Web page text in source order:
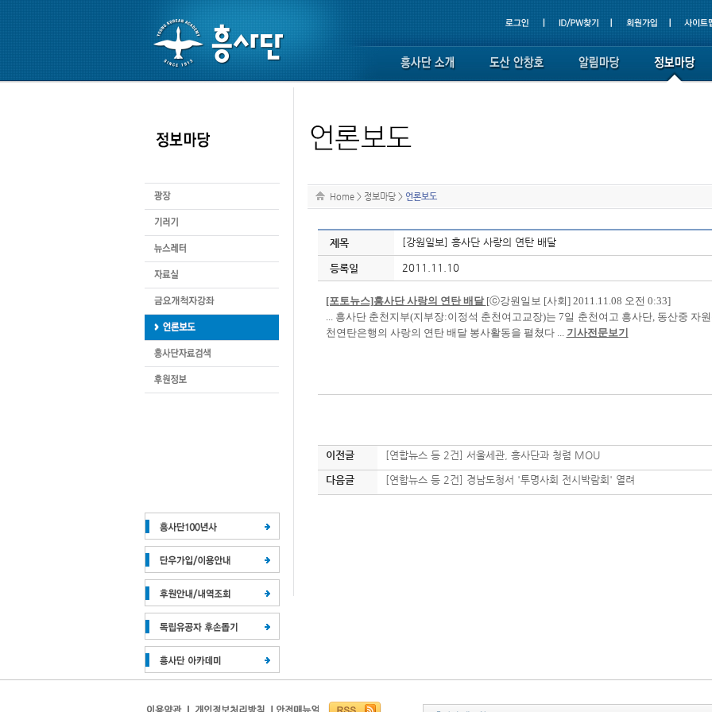
Home > 정보마당 > 언론보도
제목 [강원일보] 흥사단 사랑의 연탄 배달
등록일 2011.11.10
[포토뉴스]흥사단 사랑의 연탄 배달 [ⓒ강원일보 [사회] 2011.11.08 오전 0:33]
... 흥사단 춘천지부(지부장:이정석 춘천여고교장)는 7일 춘천여고 흥사단, 동산중 자
천연탄은행의 사랑의 연탄 배달 봉사활동을 펼쳤다 ... 기사전문보기
이전글 [연합뉴스 등 2건] 서울세관, 흥사단과 청렴 MOU
다음글 [연합뉴스 등 2건] 경남도청서 '투명사회 전시박람회' 열려